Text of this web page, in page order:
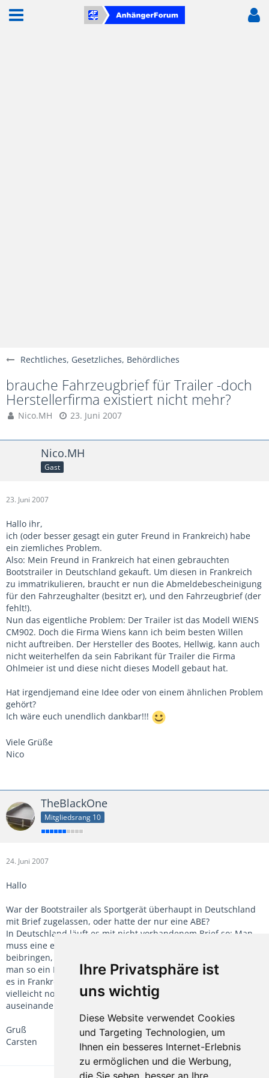
Ihre Privatsphäre ist
uns wichtig
Diese Website verwendet Cookies
und Targeting Technologien, um
Ihnen ein besseres Internet-Erlebnis
zu ermöglichen und die Werbung,
die Sie sehen, besser an Ihre
Rechtliches, Gesetzliches, Behördliches
brauche Fahrzeugbrief für Trailer -doch
Herstellerfirma existiert nicht mehr?
Nico.MH 23. Juni 2007
Nico.MH
Gast
23. Juni 2007
Hallo ihr,
ich (oder besser gesagt ein guter Freund in Frankreich) habe
ein ziemliches Problem.
Also: Mein Freund in Frankreich hat einen gebrauchten
Bootstrailer in Deutschland gekauft. Um diesen in Frankreich
zu immatrikulieren, braucht er nun die Abmeldebescheinigung
für den Fahrzeughalter (besitzt er), und den Fahrzeugbrief (der
fehlt!).
Nun das eigentliche Problem: Der Trailer ist das Modell WIENS
CM902. Doch die Firma Wiens kann ich beim besten Willen
nicht auftreiben. Der Hersteller des Bootes, Hellwig, kann auch
nicht weiterhelfen da sein Fabrikant für Trailer die Firma
Ohlmeier ist und diese nicht dieses Modell gebaut hat.
Hat irgendjemand eine Idee oder von einem ähnlichen Problem
gehört?
Ich wäre euch unendlich dankbar!!!
Viele Grüße
Nico
TheBlackOne
Mitgliedsrang 10
24. Juni 2007
Hallo
War der Bootstrailer als Sportgerät überhaupt in Deutschland
mit Brief zugelassen, oder hatte der nur eine ABE?
In Deutschland läuft es mit nicht vorhandenem Brief so: Man
muss eine eidesstattliche Erklärung des Vorbesitzers
beibringen, dass der Brief verloren gegangen ist. Dann kann
man so ein Fahrzeug anmelden. Ich könnte mir vorstellen dass
es in Frankreich einen ähnlichen Weg gibt. Da soll er sich
vielleicht nochmal genau mit den örtlichen Behörden
auseinandersetzen ob es solch eine Möglichkeit gibt.
Gruß
Carsten